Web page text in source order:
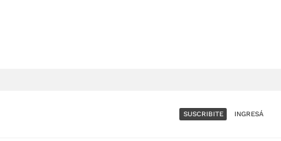
SUSCRIBITE INGRESÁ